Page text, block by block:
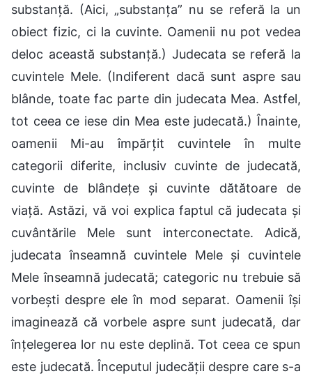
substanță. (Aici, „substanța” nu se referă la un
obiect fizic, ci la cuvinte. Oamenii nu pot vedea
deloc această substanță.) Judecata se referă la
cuvintele Mele. (Indiferent dacă sunt aspre sau
blânde, toate fac parte din judecata Mea. Astfel,
tot ceea ce iese din Mea este judecată.) Înainte,
oamenii Mi-au împărțit cuvintele în multe
categorii diferite, inclusiv cuvinte de judecată,
cuvinte de blândețe și cuvinte dătătoare de
viață. Astăzi, vă voi explica faptul că judecata și
cuvântările Mele sunt interconectate. Adică,
judecata înseamnă cuvintele Mele și cuvintele
Mele înseamnă judecată; categoric nu trebuie să
vorbești despre ele în mod separat. Oamenii își
imaginează că vorbele aspre sunt judecată, dar
înțelegerea lor nu este deplină. Tot ceea ce spun
este judecată. Începutul judecății despre care s-a